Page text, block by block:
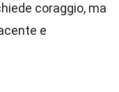
coraggio, ma
e